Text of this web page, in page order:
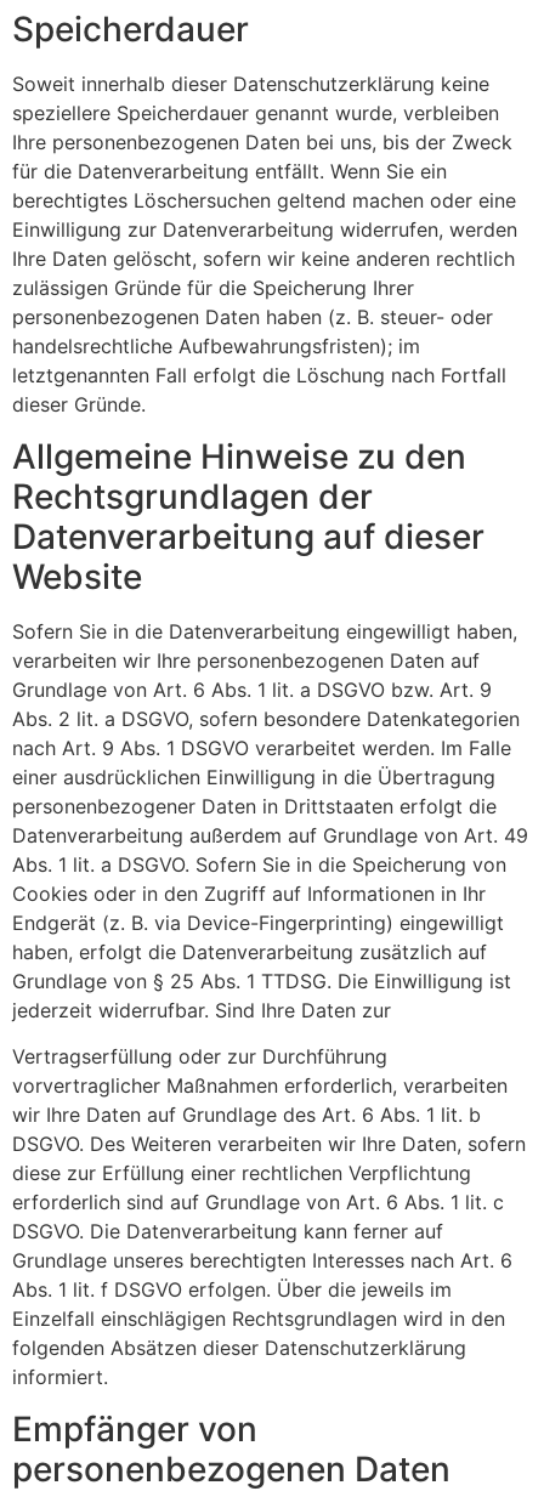
Speicherdauer
Soweit innerhalb dieser Datenschutzerklärung keine
speziellere Speicherdauer genannt wurde, verbleiben
Ihre personenbezogenen Daten bei uns, bis der Zweck
für die Datenverarbeitung entfällt. Wenn Sie ein
berechtigtes Löschersuchen geltend machen oder eine
Einwilligung zur Datenverarbeitung widerrufen, werden
Ihre Daten gelöscht, sofern wir keine anderen rechtlich
zulässigen Gründe für die Speicherung Ihrer
personenbezogenen Daten haben (z. B. steuer- oder
handelsrechtliche Aufbewahrungsfristen); im
letztgenannten Fall erfolgt die Löschung nach Fortfall
dieser Gründe.
Allgemeine Hinweise zu den
Rechtsgrundlagen der
Datenverarbeitung auf dieser
Website
Sofern Sie in die Datenverarbeitung eingewilligt haben,
verarbeiten wir Ihre personenbezogenen Daten auf
Grundlage von Art. 6 Abs. 1 lit. a DSGVO bzw. Art. 9
Abs. 2 lit. a DSGVO, sofern besondere Datenkategorien
nach Art. 9 Abs. 1 DSGVO verarbeitet werden. Im Falle
einer ausdrücklichen Einwilligung in die Übertragung
personenbezogener Daten in Drittstaaten erfolgt die
Datenverarbeitung außerdem auf Grundlage von Art. 49
Abs. 1 lit. a DSGVO. Sofern Sie in die Speicherung von
Cookies oder in den Zugriff auf Informationen in Ihr
Endgerät (z. B. via Device-Fingerprinting) eingewilligt
haben, erfolgt die Datenverarbeitung zusätzlich auf
Grundlage von § 25 Abs. 1 TTDSG. Die Einwilligung ist
jederzeit widerrufbar. Sind Ihre Daten zur
Vertragserfüllung oder zur Durchführung
vorvertraglicher Maßnahmen erforderlich, verarbeiten
wir Ihre Daten auf Grundlage des Art. 6 Abs. 1 lit. b
DSGVO. Des Weiteren verarbeiten wir Ihre Daten, sofern
diese zur Erfüllung einer rechtlichen Verpflichtung
erforderlich sind auf Grundlage von Art. 6 Abs. 1 lit. c
DSGVO. Die Datenverarbeitung kann ferner auf
Grundlage unseres berechtigten Interesses nach Art. 6
Abs. 1 lit. f DSGVO erfolgen. Über die jeweils im
Einzelfall einschlägigen Rechtsgrundlagen wird in den
folgenden Absätzen dieser Datenschutzerklärung
informiert.
Empfänger von
personenbezogenen Daten